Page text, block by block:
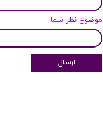
موضوع نظر شما
ارسال